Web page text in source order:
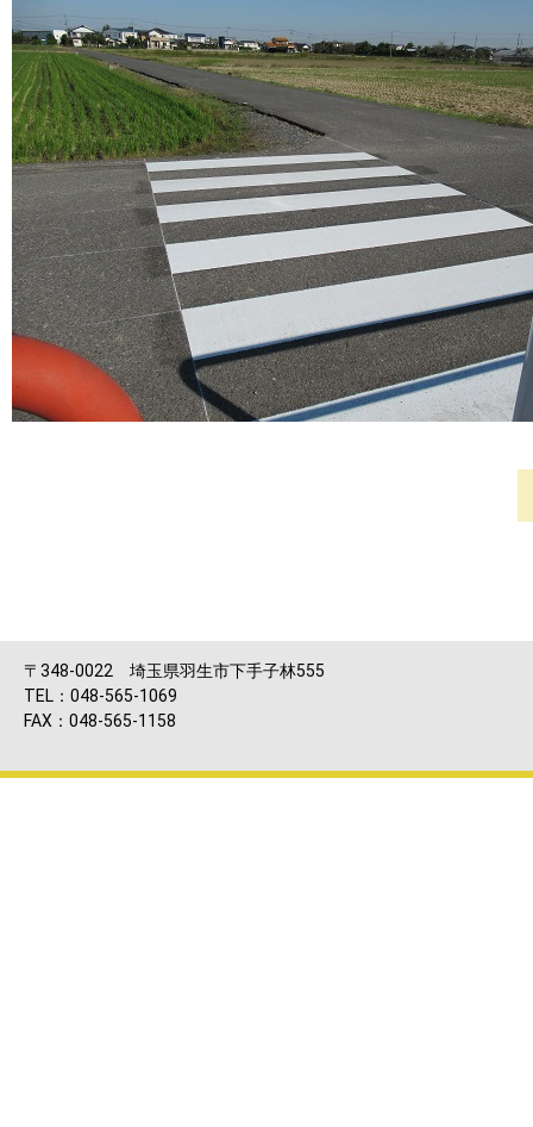
〒348-0022 埼玉県羽生市下手子林555
TEL：048-565-1069
FAX：048-565-1158